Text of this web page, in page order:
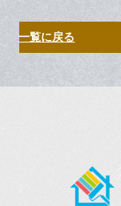
一覧に戻る